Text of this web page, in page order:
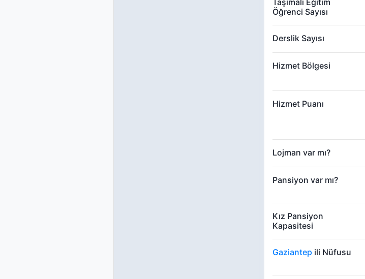
Taşımalı Eğitim
Öğrenci Sayısı
Derslik Sayısı
Hizmet Bölgesi
Hizmet Puanı
Lojman var mı?
Pansiyon var mı?
Kız Pansiyon
Kapasitesi
Gaziantep ili Nüfusu